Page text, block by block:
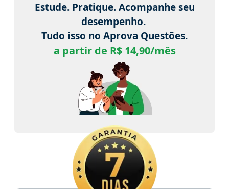
Estude. Pratique. Acompanhe seu
desempenho.
Tudo isso no Aprova Questões.
a partir de R$ 14,90/mês